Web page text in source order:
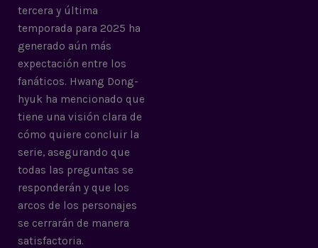
tercera y última
temporada para 2025 ha
generado aún más
expectación entre los
fanáticos. Hwang Dong-
hyuk ha mencionado que
tiene una visión clara de
cómo quiere concluir la
serie, asegurando que
todas las preguntas se
responderán y que los
arcos de los personajes
se cerrarán de manera
satisfactoria.